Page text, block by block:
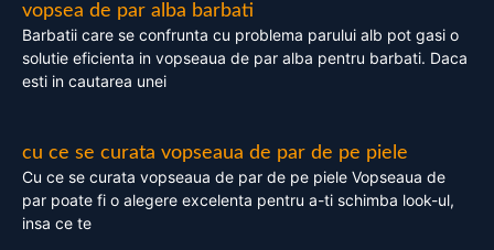
vopsea de par alba barbati
Barbatii care se confrunta cu problema parului alb pot gasi o
solutie eficienta in vopseaua de par alba pentru barbati. Daca
esti in cautarea unei
cu ce se curata vopseaua de par de pe piele
Cu ce se curata vopseaua de par de pe piele Vopseaua de
par poate fi o alegere excelenta pentru a-ti schimba look-ul,
insa ce te